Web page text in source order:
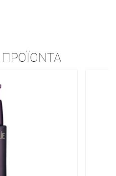
ΠΡΟΪΌΝΤΑ